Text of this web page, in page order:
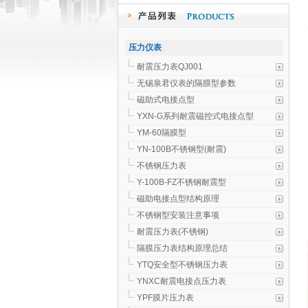
压力仪表
耐震压力表QJ001
无锡泉君仪表的隔膜型参数
磁助式电接点型
YXN-G系列耐震磁控式电接点型
YM-60隔膜型
YN-100B不锈钢型(耐震)
不锈钢压力表
Y-100B-FZ不锈钢耐震型
磁助电接点型结构原理
不锈钢型安装注意事项
耐震压力表(不锈钢)
隔膜压力表结构原理总结
YTQ安全型不锈钢压力表
YNXC耐震电接点压力表
YPF膜片压力表